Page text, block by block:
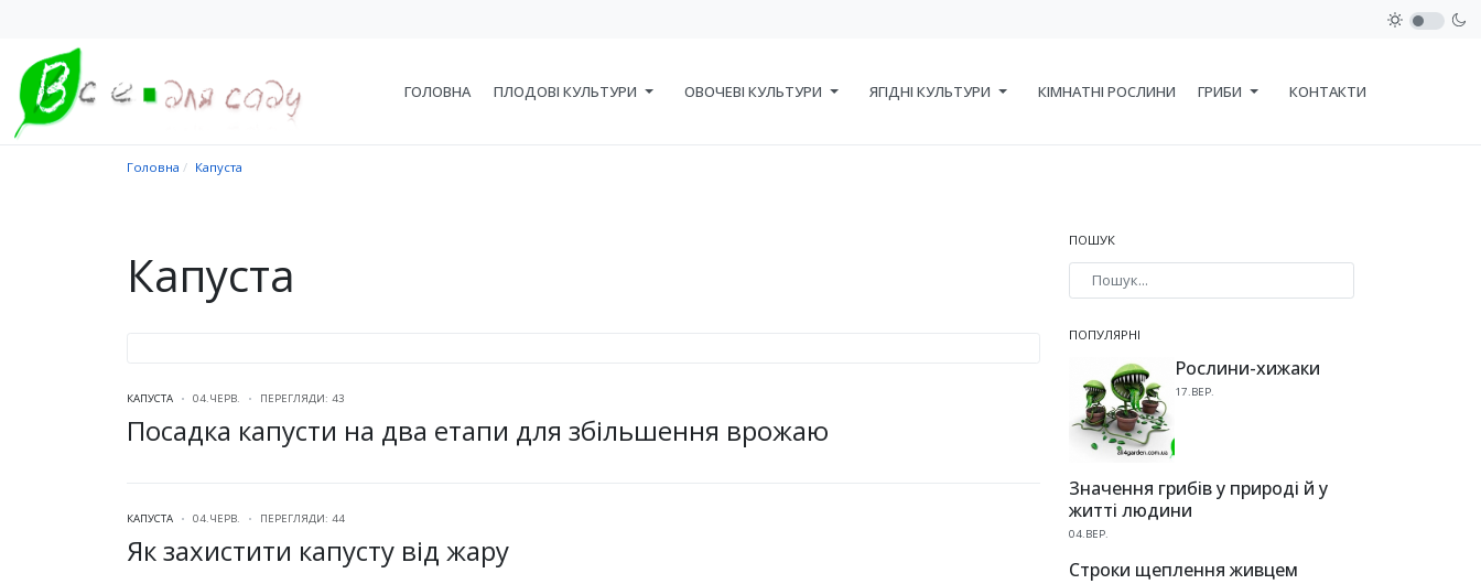
ГОЛОВНА ПЛОДОВІ КУЛЬТУРИ ОВОЧЕВІ КУЛЬТУРИ ЯГІДНІ КУЛЬТУРИ КІМНАТНІ РОСЛИНИ ГРИБИ КОНТАКТИ
Головна Капуста
Капуста
КАПУСТА 04.ЧЕРВ. ПЕРЕГЛЯДИ: 43
Посадка капусти на два етапи для збільшення врожаю
КАПУСТА 04.ЧЕРВ. ПЕРЕГЛЯДИ: 44
Як захистити капусту від жару
ПОШУК
ПОПУЛЯРНІ
Рослини-хижаки
17.ВЕР.
Значення грибів у природі й у
житті людини
04.ВЕР.
Строки щеплення живцем